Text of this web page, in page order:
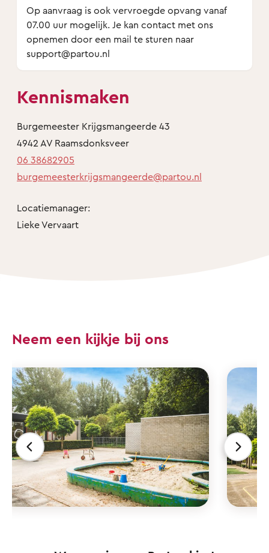
Op aanvraag is ook vervroegde opvang vanaf
07.00 uur mogelijk. Je kan contact met ons
opnemen door een mail te sturen naar
support@partou.nl
Kennismaken
Burgemeester Krijgsmangeerde 43
4942 AV Raamsdonksveer
06 38682905
burgemeesterkrijgsmangeerde@partou.nl
Locatiemanager:
Lieke Vervaart
Neem een kijkje bij ons